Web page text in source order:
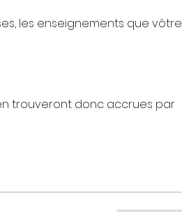
les enseignements que vôtre
trouveront donc accrues par